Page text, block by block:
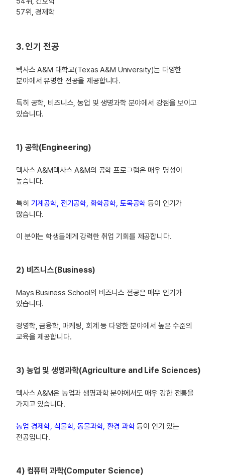
57위, 경제학
3. 인기 전공
텍사스 A&M 대학교(Texas A&M University)는 다양한
분야에서 유명한 전공을 제공합니다.
특히 공학, 비즈니스, 농업 및 생명과학 분야에서 강점을 보이고
있습니다.
1) 공학(Engineering)
텍사스 A&M텍사스 A&M의 공학 프로그램은 매우 명성이
높습니다.
특히 기계공학, 전기공학, 화학공학, 토목공학 등이 인기가
많습니다.
이 분야는 학생들에게 강력한 취업 기회를 제공합니다.
2) 비즈니스(Business)
Mays Business School의 비즈니스 전공은 매우 인기가
있습니다.
경영학, 금융학, 마케팅, 회계 등 다양한 분야에서 높은 수준의
교육을 제공합니다.
3) 농업 및 생명과학(Agriculture and Life Sciences)
텍사스 A&M은 농업과 생명과학 분야에서도 매우 강한 전통을
가지고 있습니다.
농업 경제학, 식물학, 동물과학, 환경 과학등이 인기 있는
전공입니다.
4) 컴퓨터 과학(Computer Science)